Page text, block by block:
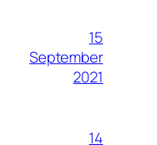
15
September
2021
14